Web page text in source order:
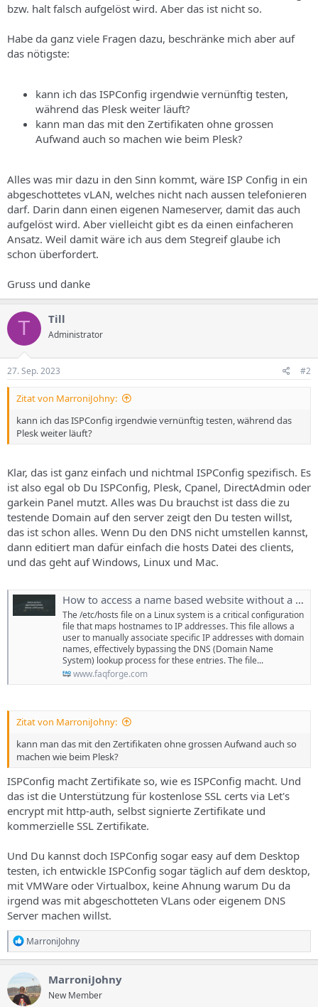
bzw. halt falsch aufgelöst wird. Aber das ist nicht so.
Habe da ganz viele Fragen dazu, beschränke mich aber auf
das nötigste:
kann ich das ISPConfig irgendwie vernünftig testen,
während das Plesk weiter läuft?
kann man das mit den Zertifikaten ohne grossen
Aufwand auch so machen wie beim Plesk?
Alles was mir dazu in den Sinn kommt, wäre ISP Config in ein
abgeschottetes vLAN, welches nicht nach aussen telefonieren
darf. Darin dann einen eigenen Nameserver, damit das auch
aufgelöst wird. Aber vielleicht gibt es da einen einfacheren
Ansatz. Weil damit wäre ich aus dem Stegreif glaube ich
schon überfordert.
Gruss und danke
T Till
Administrator
27. Sep. 2023 #2
Zitat von MarroniJohny:
kann ich das ISPConfig irgendwie vernünftig testen, während das
Plesk weiter läuft?
Klar, das ist ganz einfach und nichtmal ISPConfig spezifisch. Es
ist also egal ob Du ISPConfig, Plesk, Cpanel, DirectAdmin oder
garkein Panel mutzt. Alles was Du brauchst ist dass die zu
testende Domain auf den server zeigt den Du testen willst,
das ist schon alles. Wenn Du den DNS nicht umstellen kannst,
dann editiert man dafür einfach die hosts Datei des clients,
und das geht auf Windows, Linux und Mac.
How to access a name based website without a DNS record
The /etc/hosts file on a Linux system is a critical configuration
file that maps hostnames to IP addresses. This file allows a
user to manually associate specific IP addresses with domain
names, effectively bypassing the DNS (Domain Name
System) lookup process for these entries. The file...
www.faqforge.com
Zitat von MarroniJohny:
kann man das mit den Zertifikaten ohne grossen Aufwand auch so
machen wie beim Plesk?
ISPConfig macht Zertifikate so, wie es ISPConfig macht. Und
das ist die Unterstützung für kostenlose SSL certs via Let's
encrypt mit http-auth, selbst signierte Zertifikate und
kommerzielle SSL Zertifikate.
Und Du kannst doch ISPConfig sogar easy auf dem Desktop
testen, ich entwickle ISPConfig sogar täglich auf dem desktop,
mit VMWare oder Virtualbox, keine Ahnung warum Du da
irgend was mit abgeschotteten VLans oder eigenem DNS
Server machen willst.
R
e
a
k
t
i
MarroniJohny
MarroniJohny
New Member